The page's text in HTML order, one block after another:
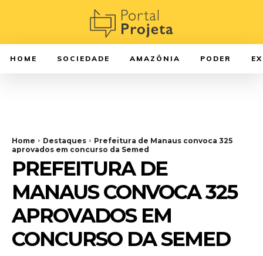
HOME SOCIEDADE AMAZÔNIA PODER
Home Destaques
Prefeitura de Manaus convoca 325
aprovados em concurso da Semed
PREFEITURA DE
MANAUS CONVOCA 325
APROVADOS EM
CONCURSO DA SEMED